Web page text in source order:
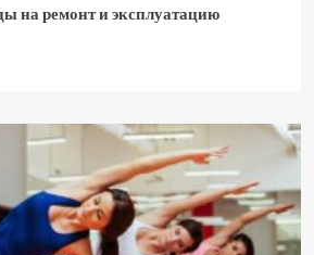
на ремонт и эксплуатацию